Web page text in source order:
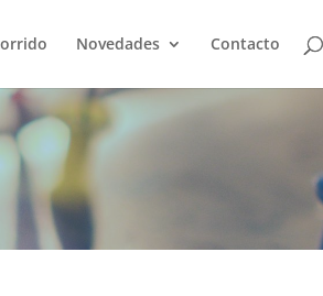
Novedades Contacto